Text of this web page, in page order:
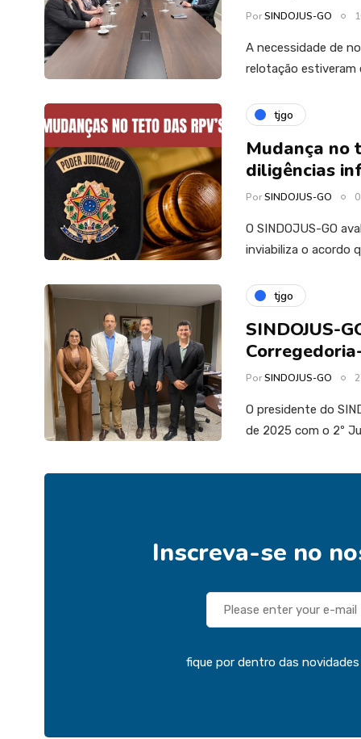
PorSINDOJUS-GO
A necessidade de
relotação
tjgo
Mudança no
diligências
PorSINDOJUS-GO
O SINDOJUS-GO
inviabiliza o acordo
tjgo
SINDOJUS-
PorSINDOJUS-GO
O presidente do
de 2025 com o 2º
Inscreva-se no
fique por dentro das